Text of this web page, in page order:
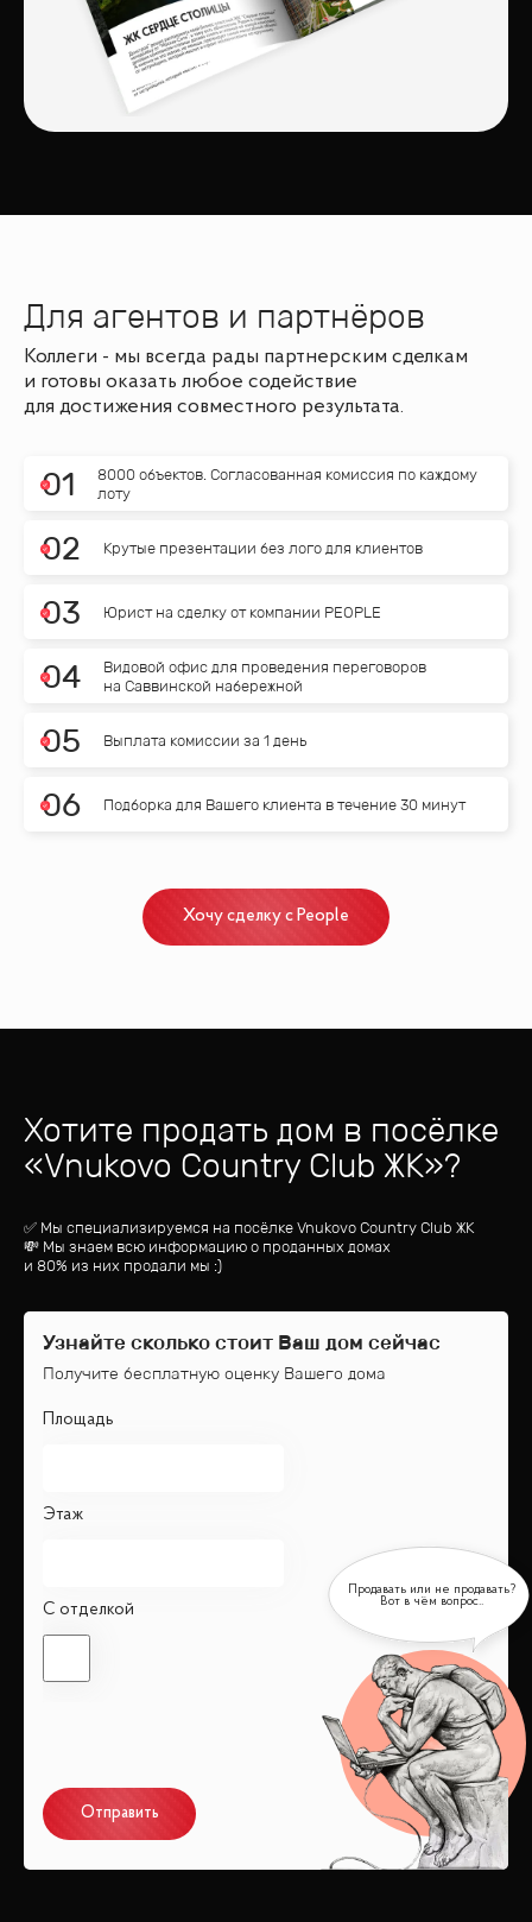
Для агентов и партнёров
Коллеги - мы всегда рады партнерским сделкам
и готовы оказать любое содействие
для достижения совместного результата.
01
8000 объектов. Согласованная комиссия по каждому
лоту
02 Крутые презентации без лого для клиентов
03 Юрист на сделку от компании PEOPLE
04
Видовой офис для проведения переговоров
на Саввинской набережной
05 Выплата комиссии за 1 день
06 Подборка для Вашего клиента в течение 30 минут
Хочу сделку с People
Хотите продать дом в посёлке
«Vnukovo Country Club ЖК»?
✅ Мы специализируемся на посёлкеVnukovo Country Club ЖК
💸 Мы знаем всю информацию о проданных домах
и 80% из них продали мы :)
Узнайте сколько стоит Ваш дом сейчас
Получите бесплатную оценку Вашего дома
Площадь
Этаж
С отделкой
Отправить